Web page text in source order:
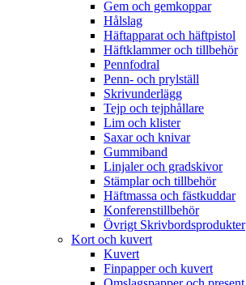
Gem och gemkoppar
Hålslag
Häftapparat och häftpistol
Häftklammer och tillbehör
Pennfodral
Penn- och prylställ
Skrivunderlägg
Tejp och tejphållare
Lim och klister
Saxar och knivar
Gummiband
Linjaler och gradskivor
Stämplar och tillbehör
Häftmassa och fästkuddar
Konferenstillbehör
Övrigt Skrivbordsprodukter
Kort och kuvert
Kuvert
Finpapper och kuvert